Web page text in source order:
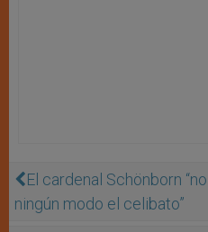
El cardenal Schönborn
ningún modo el celibato”